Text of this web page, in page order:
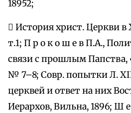
18952;
 История христ. Церкви в
т.1; П р о к о ш е в П.А.,
связи с прошлым Папства,
№ 7–8; Совр. попытки Л.
церквей и ответ на них
Иерархов, Вильна, 1896; Ш